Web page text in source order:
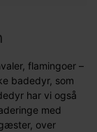
flamingoer –
badedyr, som
har vi også
med
over